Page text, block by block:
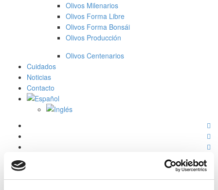
Olivos Milenarios
Olivos Forma Libre
Olivos Forma Bonsái
Olivos Producción
Olivos Centenarios
Cuidados
Noticias
Contacto